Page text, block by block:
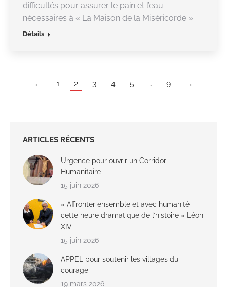
difficultés pour assurer le pain et l’eau
nécessaires à « La Maison de la Miséricorde ».
Détails
← 1 2 3 4 5 … 9 →
ARTICLES RÉCENTS
Urgence pour ouvrir un Corridor
Humanitaire
15 juin 2026
« Affronter ensemble et avec humanité
cette heure dramatique de l’histoire » Léon
XIV
15 juin 2026
APPEL pour soutenir les villages du
courage
19 mars 2026